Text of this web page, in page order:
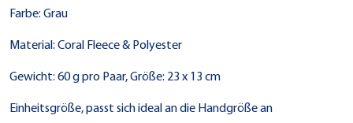
Farbe: Grau
Material: Coral Fleece & Polyester
Gewicht: 60 g pro Paar, Größe: 23 x 13 cm
Einheitsgröße, passt sich ideal an die Handgröße an